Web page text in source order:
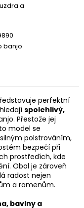
a
banjo
perfektní
spolehlivý,
Přestože jej
model se
polstrováním,
bezpečí při
prostředích, kde
Obal je zároveň
radost nejen
a ramenům.
bavlny a